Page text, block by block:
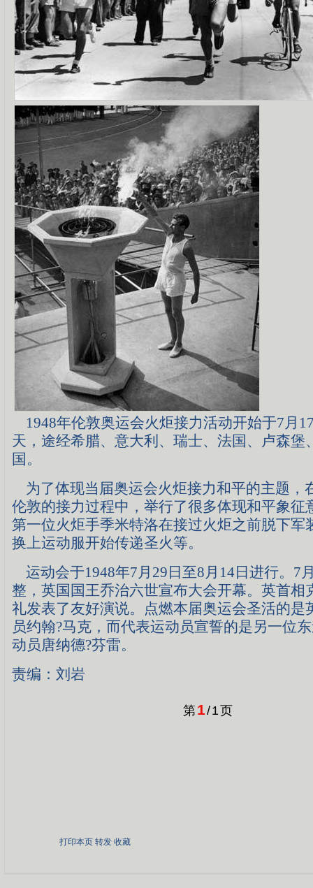
1948年伦敦奥运会火炬接力活动开始于7月
天，途经希腊、意大利、瑞士、法国、卢森堡
国。
为了体现当届奥运会火炬接力和平的主题，
伦敦的接力过程中，举行了很多体现和平象征
第一位火炬手季米特洛在接过火炬之前脱下军
换上运动服开始传递圣火等。
运动会于1948年7月29日至8月14日进行。7
整，英国国王乔治六世宣布大会开幕。英首相
礼发表了友好演说。点燃本届奥运会圣活的是
员约翰?马克，而代表运动员宣誓的是另一位
动员唐纳德?芬雷。
责编：刘岩
第1/1页
打印本页 转发 收藏